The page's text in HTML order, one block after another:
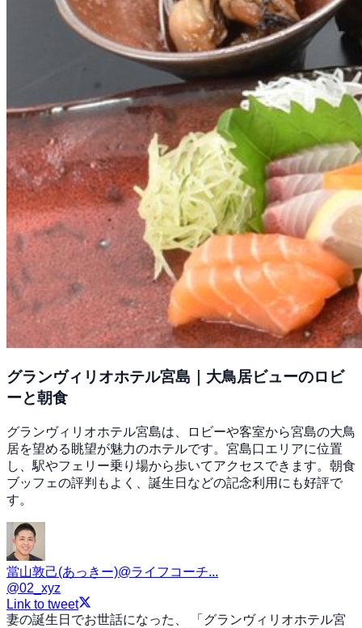
グランヴィリオホテル宮島｜大鳥居ビューのロビ
ーと朝食
グランヴィリオホテル宮島は、ロビーや客室から宮島の大鳥
居を望める眺望が魅力のホテルです。宮島口エリアに位置
し、駅やフェリー乗り場から歩いてアクセスできます。朝食
ブッフェの評判もよく、誕生日などの記念利用にも好評で
す。
當山敦己(あっきー)@ライフコーチ...
@02_xyz
Link to tweet
妻の誕生日でお世話になった、 「グランヴィリオホテル宮